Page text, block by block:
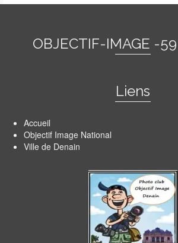
OBJECTIF-IMAGE -
Liens
Accueil
Objectif Image National
Ville de Denain